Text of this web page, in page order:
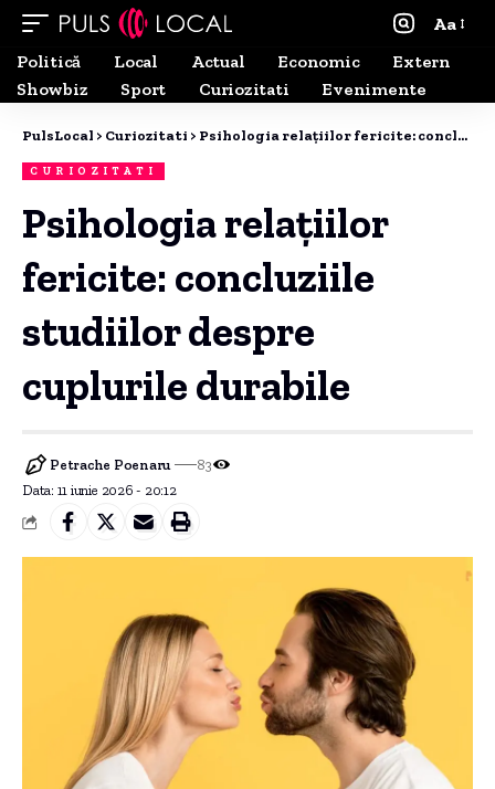
Aa
Politică
Local Actual Economic
Extern
Showbiz
Sport Curiozitati Evenimente
PulsLocal > Curiozitati > Psihologia relațiilor fericite: concluziile studiilor despre cuplurile durabile
CURIOZITATI
Psihologia relațiilor
fericite: concluziile
studiilor despre
cuplurile durabile
Data: 11 iunie 2026 - 20:12
Petrache Poenaru 83